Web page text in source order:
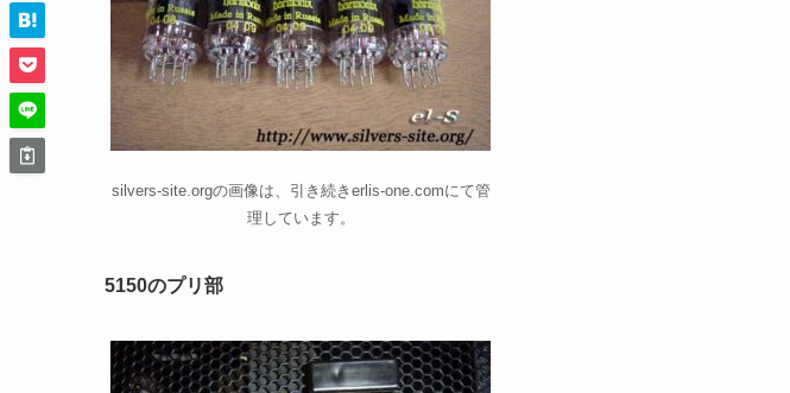
silvers-site.orgの画像は、引き続きerlis-one.comにて管
理しています。
5150のプリ部